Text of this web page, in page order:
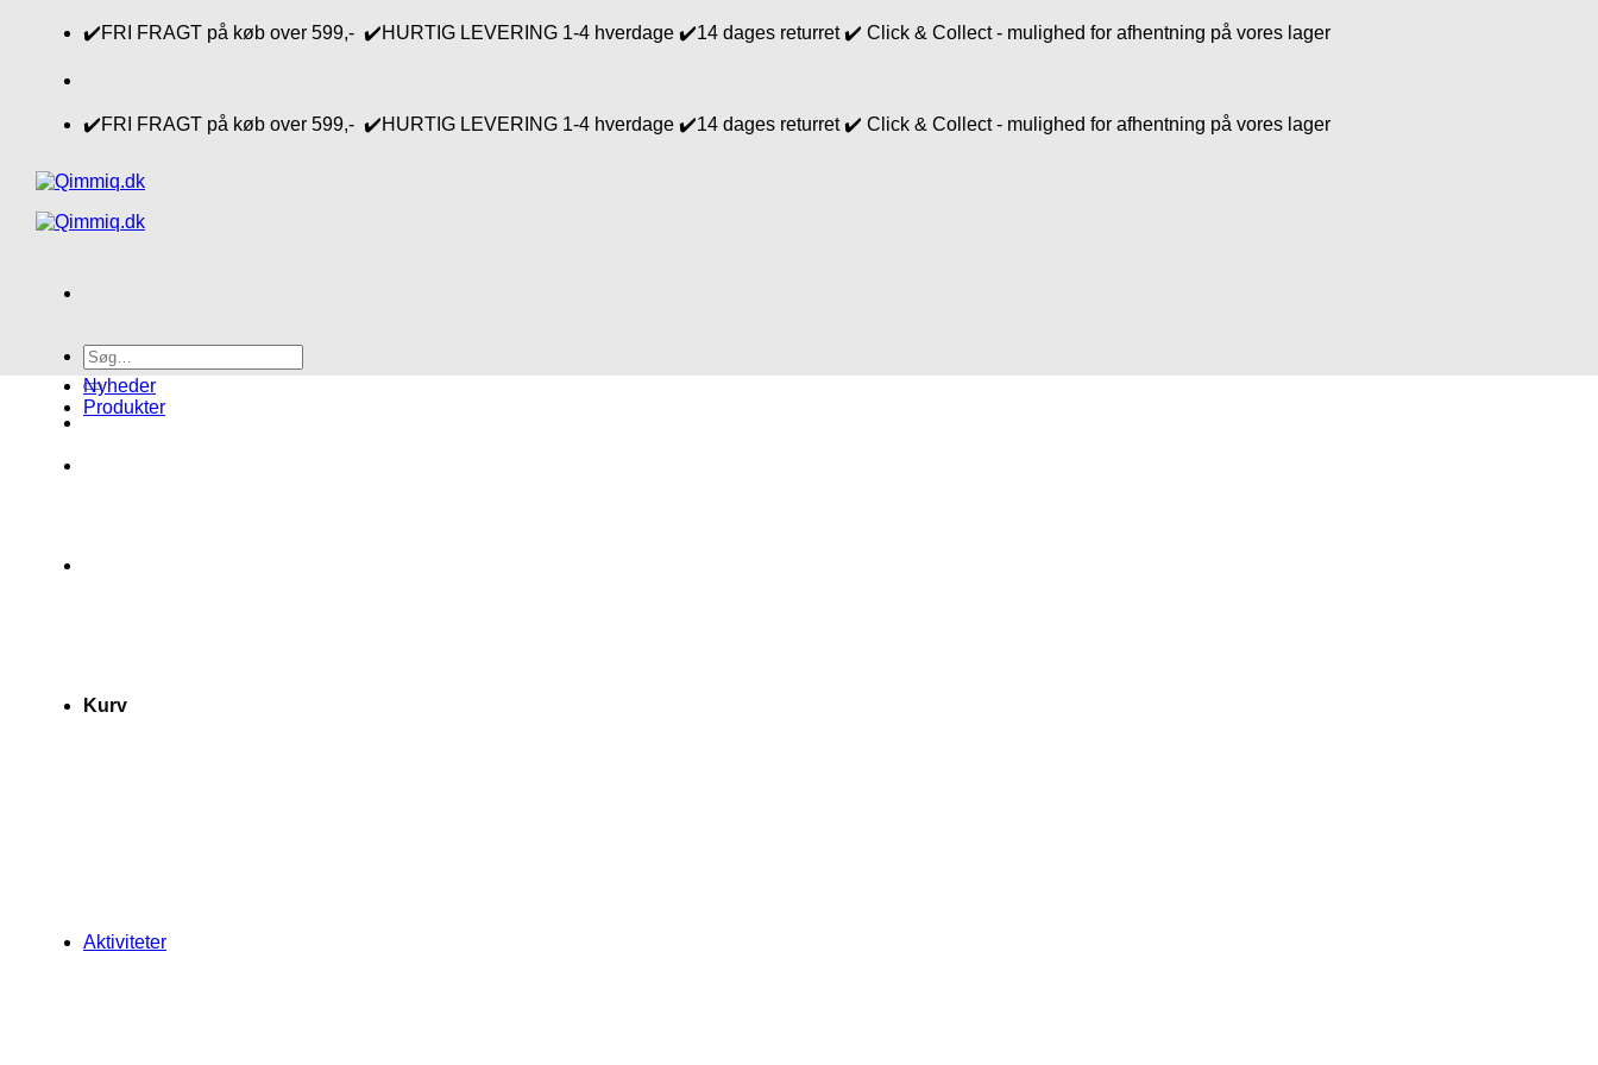
✔️FRI FRAGT på køb over 599,- ✔️HURTIG LEVERING 1-4 hverdage ✔️14 dages returret ✔️ Click & Collect - mulighed for afhentning på vores lager
✔️FRI FRAGT på køb over 599,- ✔️HURTIG LEVERING 1-4 hverdage ✔️14 dages returret ✔️ Click & Collect - mulighed for afhentning på vores lager
Søg
efter:
Kurv
Nyheder
Produkter
Aktiviteter